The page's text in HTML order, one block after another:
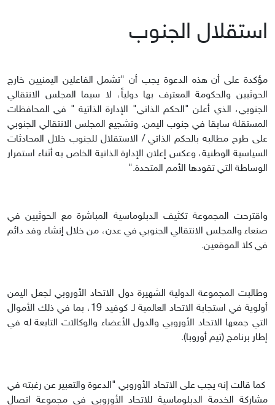
استقلال الجنوب
مؤكدة على أن هذه الدعوة يجب أن "تشمل الفاعلين اليمنيين خارج
الحوثيين والحكومة المعترف بها دولياً، لا سيما المجلس الانتقالي
الجنوبي، الذي أعلن "الحكم الذاتي" الإدارة الذاتية " في المحافظات
المستقلة سابقا في جنوب اليمن. وتشجيع المجلس الانتقالي الجنوبي
على طرح مطالبه بالحكم الذاتي / الاستقلال للجنوب خلال المحادثات
السياسية الوطنية، وعكس إعلان الإدارة الذاتية الخاص به أثناء استمرار
الوساطة التي تقودها الأمم المتحدة."
واقترحت المجموعة تكثيف الدبلوماسية المباشرة مع الحوثيين في
صنعاء والمجلس الانتقالي الجنوبي في عدن، من خلال إنشاء وفد دائم
في كلا الموقعين.
وطالبت المجموعة الدولية الشهيرة دول الاتحاد الأوروبي لجعل اليمن
أولوية في استجابة الاتحاد العالمية لـ كوفيد 19، بما في ذلك الأموال
التي جمعها الاتحاد الأوروبي والدول الأعضاء والوكالات التابعة له في
إطار برنامج (تيم أوروبا).
كما قالت إنه يجب على الاتحاد الأوروبي "الدعوة والتعبير عن رغبته في
مشاركة الخدمة الدبلوماسية للاتحاد الأوروبي في مجموعة اتصال